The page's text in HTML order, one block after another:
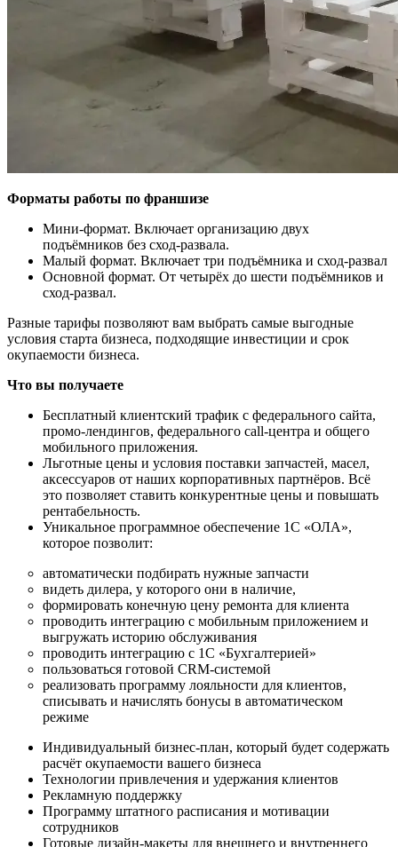
Форматы работы по франшизе
Мини-формат. Включает организацию двух
подъёмников без сход-развала.
Малый формат. Включает три подъёмника и сход-развал
Основной формат. От четырёх до шести подъёмников и
сход-развал.
Разные тарифы позволяют вам выбрать самые выгодные
условия старта бизнеса, подходящие инвестиции и срок
окупаемости бизнеса.
Что вы получаете
Бесплатный клиентский трафик с федерального сайта,
промо-лендингов, федерального call-центра и общего
мобильного приложения.
Льготные цены и условия поставки запчастей, масел,
аксессуаров от наших корпоративных партнёров. Всё
это позволяет ставить конкурентные цены и повышать
рентабельность.
Уникальное программное обеспечение 1С «ОЛА»,
которое позволит:
автоматически подбирать нужные запчасти
видеть дилера, у которого они в наличие,
формировать конечную цену ремонта для клиента
проводить интеграцию с мобильным приложением и
выгружать историю обслуживания
проводить интеграцию с 1С «Бухгалтерией»
пользоваться готовой CRM-системой
реализовать программу лояльности для клиентов,
списывать и начислять бонусы в автоматическом
режиме
Индивидуальный бизнес-план, который будет содержать
расчёт окупаемости вашего бизнеса
Технологии привлечения и удержания клиентов
Рекламную поддержку
Программу штатного расписания и мотивации
сотрудников
Готовые дизайн-макеты для внешнего и внутреннего